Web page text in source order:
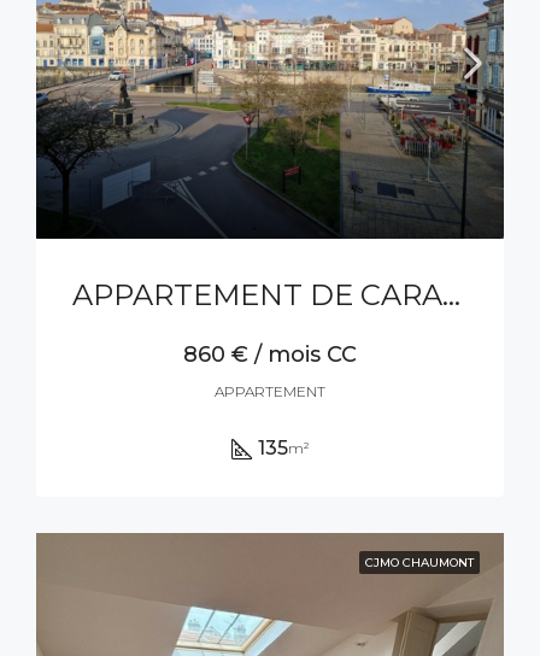
APPARTEMENT DE CARACTERE DE TYPE F5
860 € / mois CC
APPARTEMENT
135m²
CJMO CHAUMONT